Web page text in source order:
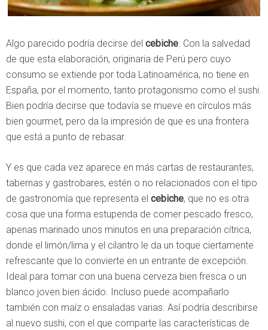
Algo parecido podría decirse del cebiche. Con la salvedad
de que esta elaboración, originaria de Perú pero cuyo
consumo se extiende por toda Latinoamérica, no tiene en
España, por el momento, tanto protagonismo como el sushi.
Bien podría decirse que todavía se mueve en círculos más
bien gourmet, pero da la impresión de que es una frontera
que está a punto de rebasar.
Y es que cada vez aparece en más cartas de restaurantes,
tabernas y gastrobares, estén o no relacionados con el tipo
de gastronomía que representa el cebiche, que no es otra
cosa que una forma estupenda de comer pescado fresco,
apenas marinado unos minutos en una preparación cítrica,
donde el limón/lima y el cilantro le da un toque ciertamente
refrescante que lo convierte en un entrante de excepción.
Ideal para tomar con una buena cerveza bien fresca o un
blanco joven bien ácido. Incluso puede acompañarlo
también con maíz o ensaladas varias. Así podría describirse
al nuevo sushi, con el que comparte las características de